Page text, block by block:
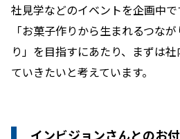
社見学などのイベントを企画中で
「お菓子作りから生まれるつな
り」を目指すにあたり、まずは
ていきたいと考えています。
インビジョンさんとのお